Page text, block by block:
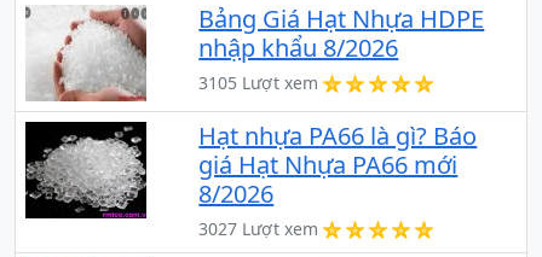
Bảng Giá Hạt Nhựa HDPE
nhập khẩu 8/2026
3105 Lượt xem
Hạt nhựa PA66 là gì? Báo
giá Hạt Nhựa PA66 mới
8/2026
3027 Lượt xem